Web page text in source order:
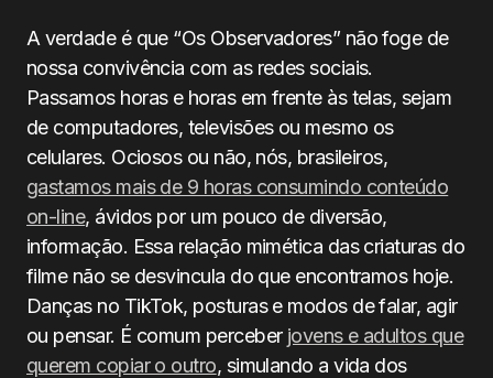
A verdade é que “Os Observadores” não foge de
nossa convivência com as redes sociais.
Passamos horas e horas em frente às telas, sejam
de computadores, televisões ou mesmo os
celulares. Ociosos ou não, nós, brasileiros,
gastamos mais de 9 horas consumindo conteúdo
on-line, ávidos por um pouco de diversão,
informação. Essa relação mimética das criaturas do
filme não se desvincula do que encontramos hoje.
Danças no TikTok, posturas e modos de falar, agir
ou pensar. É comum perceber jovens e adultos que
querem copiar o outro, simulando a vida dos